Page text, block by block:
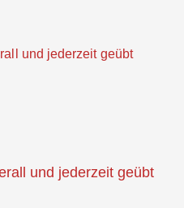
und jederzeit geübt